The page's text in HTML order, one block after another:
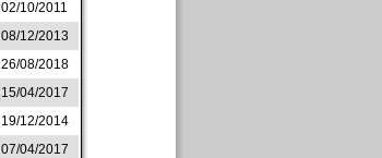
02/10/2011
08/12/2013
26/08/2018
15/04/2017
19/12/2014
07/04/2017